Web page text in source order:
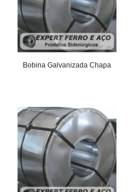
Bobina Galvanizada Chapa